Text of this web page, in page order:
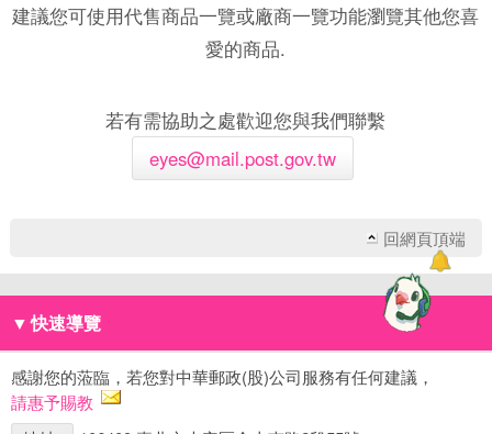
建議您可使用代售商品一覽或廠商一覽功能瀏覽其他您喜
愛的商品.
若有需協助之處歡迎您與我們聯繫
eyes@mail.post.gov.tw
回網頁頂端
▼ 快速導覽
感謝您的蒞臨，若您對中華郵政(股)公司服務有任何建議，
請惠予賜教